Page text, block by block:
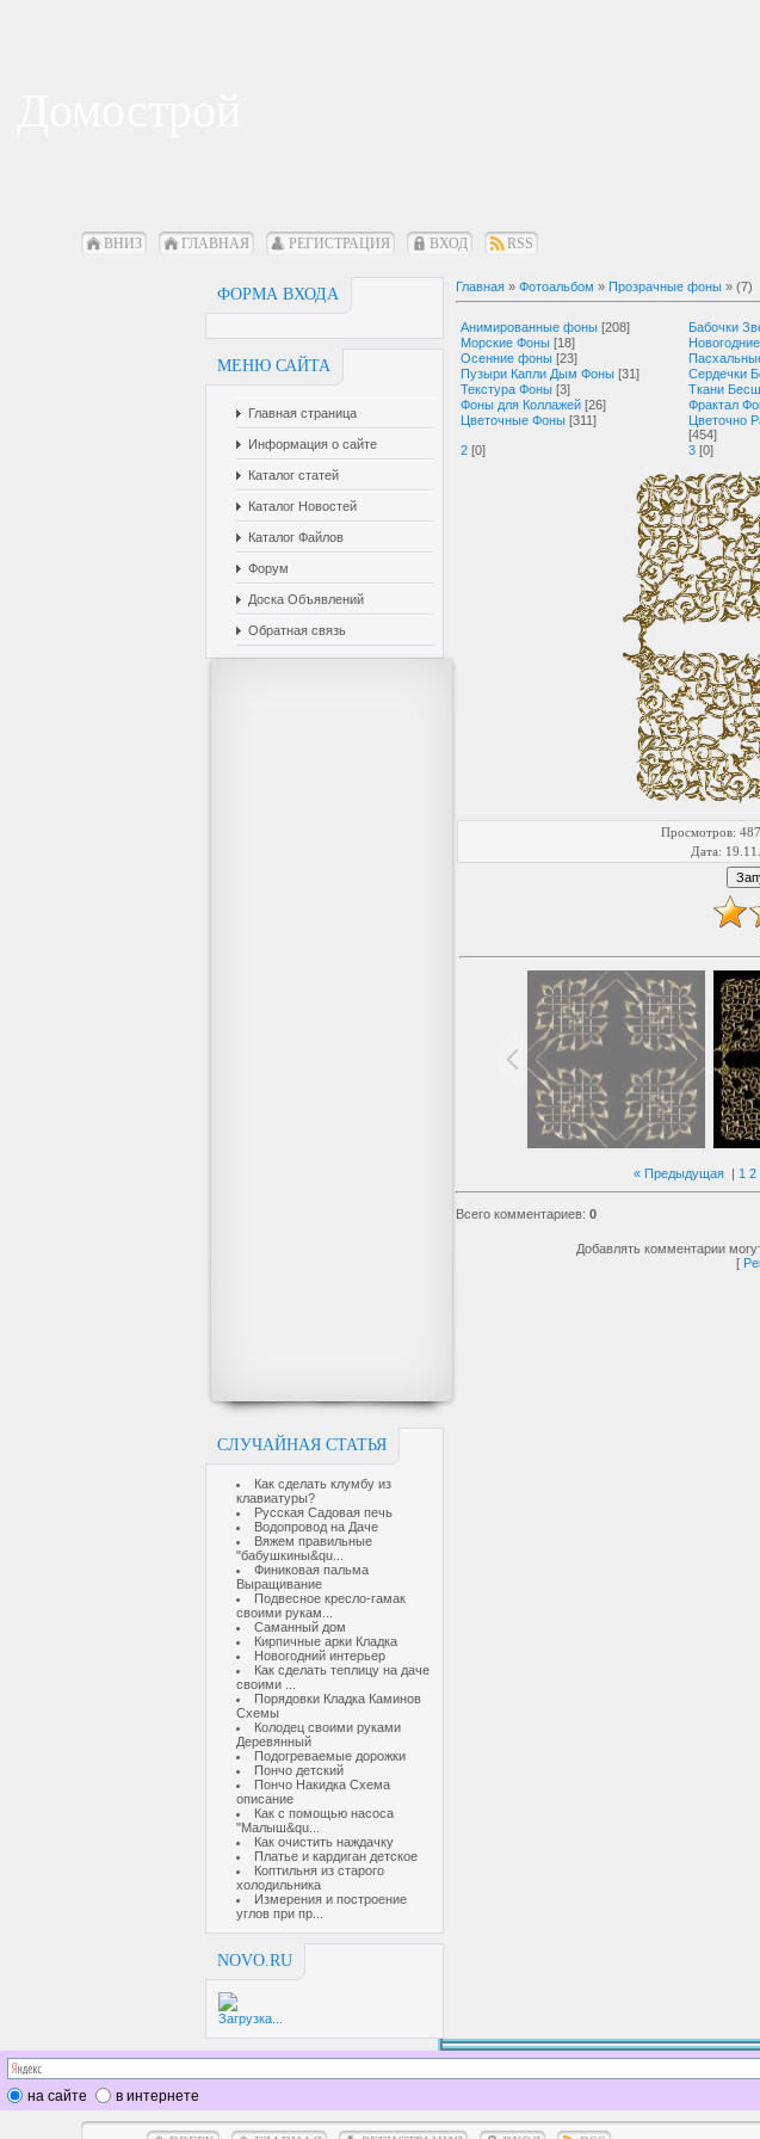
ВНИЗ ГЛАВНАЯ РЕГИСТРАЦИЯ ВХОД RSS
ФОРМА ВХОДА
МЕНЮ САЙТА
Главная страница
Информация о сайте
Каталог статей
Каталог Новостей
Каталог Файлов
Форум
Доска Объявлений
Обратная связь
СЛУЧАЙНАЯ СТАТЬЯ
Как сделать клумбу из
клавиатуры?
Русская Садовая печь
Водопровод на Даче
Вяжем правильные
"бабушкины&qu...
Финиковая пальма
Выращивание
Подвесное кресло-гамак
своими рукам...
Саманный дом
Кирпичные арки Кладка
Новогодний интерьер
Как сделать теплицу на даче
своими ...
Порядовки Кладка Каминов
Схемы
Колодец своими руками
Деревянный
Подогреваемые дорожки
Пончо детский
Пончо Накидка Схема
описание
Как с помощью насоса
"Малыш&qu...
Как очистить наждачку
Платье и кардиган детское
Коптильня из старого
холодильника
Измерения и построение
углов при пр...
NOVO.RU
Загрузка...
Главная » Фотоальбом » Прозрачные фоны » (7)
Анимированные фоны [208] Бабочки
Морские Фоны [18]
Осенние фоны [23]
Пузыри Капли Дым Фоны [31] Сердечки
Текстура Фоны [3] Ткани
Фоны для Коллажей [26] Фрактал
Цветочные Фоны [311]
Цветочно
[454]
2 [0] 3 [0]
Просмотров:
Дата:
« Предыдущая| 1 2
Всего комментариев: 0
Добавлять комментарии
[
на сайте в интернете